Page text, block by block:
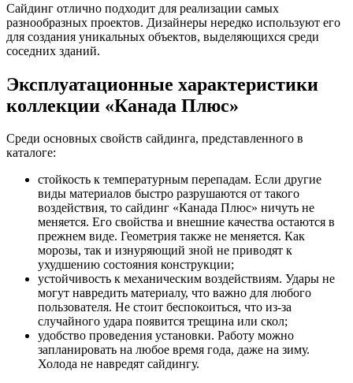
Сайдинг отлично подходит для реализации самых
разнообразных проектов. Дизайнеры нередко используют его
для создания уникальных объектов, выделяющихся среди
соседних зданий.
Эксплуатационные характеристики
коллекции «Канада Плюс»
Среди основных свойств сайдинга, представленного в
каталоге:
стойкость к температурным перепадам. Если другие
виды материалов быстро разрушаются от такого
воздействия, то сайдинг «Канада Плюс» ничуть не
меняется. Его свойства и внешние качества остаются в
прежнем виде. Геометрия также не меняется. Как
морозы, так и изнуряющий зной не приводят к
ухудшению состояния конструкции;
устойчивость к механическим воздействиям. Удары не
могут навредить материалу, что важно для любого
пользователя. Не стоит беспокоиться, что из-за
случайного удара появится трещина или скол;
удобство проведения установки. Работу можно
запланировать на любое время года, даже на зиму.
Холода не навредят сайдингу.